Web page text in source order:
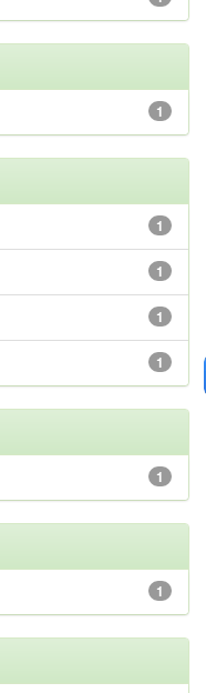
1
1
1
1
1
1
1